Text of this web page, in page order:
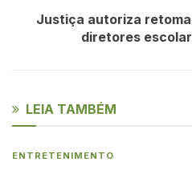
Justiça autoriza
diretores
LEIA TAMBÉM
ENTRETENIMENTO